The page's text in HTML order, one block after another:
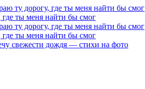
ту дорогу, где ты меня найти бы смог
ты меня найти бы смог
ту дорогу, где ты меня найти бы смог
ты меня найти бы смог
свежести дождя — стихи на фото